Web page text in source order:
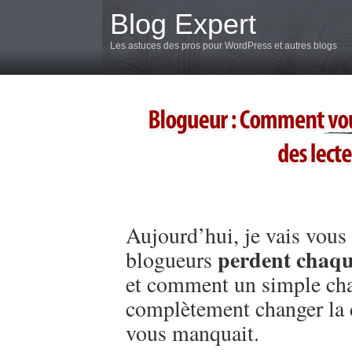
Blog Expert
Les astuces des pros pour WordPress et autres blogs
Aujourd’hui, je vais
blogueurs perdent
et comment un simple
complètement changer
vous manquait.